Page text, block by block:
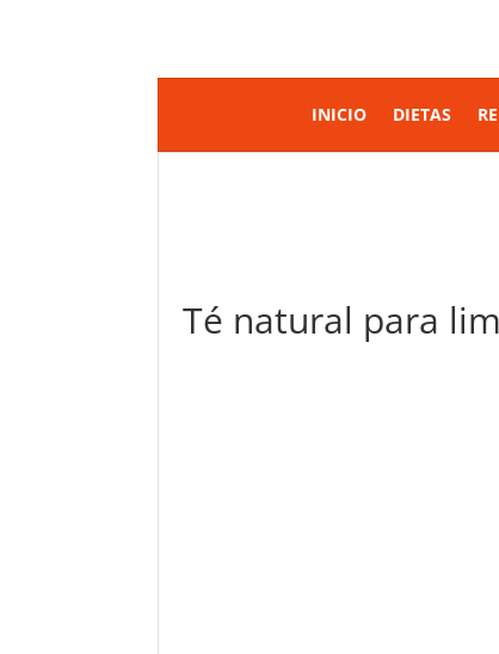
INICIO DIETAS
Té natural para